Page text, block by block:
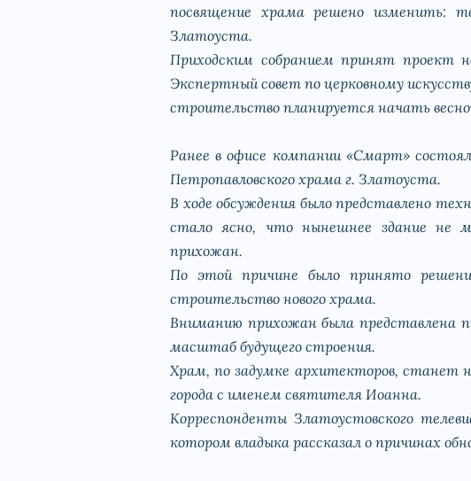
посвящение храма решено изменить:
Златоуста.
Приходским собранием принят проект
Экспертный совет по церковному
строительство планируется начать
Ранее в офисе компании «Смарт»
Петропавловского храма г. Златоуста.
В ходе обсуждения было представлено
стало ясно, что нынешнее здание не
прихожан.
По этой причине было принято
строительство нового храма.
Вниманию прихожан была представлена
масштаб будущего строения.
Храм, по задумке архитекторов, станет
города с именем святителя Иоанна.
Корреспонденты Златоустовского
котором владыка рассказал о причинах